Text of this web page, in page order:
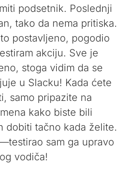
podsetnik. Poslednji
tako da nema pritiska.
postavljeno, pogodio
akciju. Sve je
stoga vidim da se
u Slacku! Kada ćete
samo pripazite na
kako biste bili
dobiti tačno kada želite.
sam ga upravo
vodiča!